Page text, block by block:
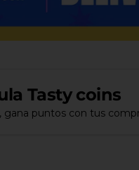
Tasty coins
gana puntos con tus